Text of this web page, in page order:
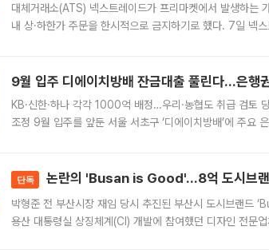
대체거래소(ATS) 넥스트레이드가 프리마켓에서 발생하는
내 상·하한가 주문을 한시적으로 금지하기로 했다. 7일 넥
9월 입주 디에이치방배 잔금대출 풀린다…은행
KB·신한·하나 각각 1000억 배정…우리·농협도 취급 검토
조정 9월 입주를 앞둔 서울 서초구 ‘디에이치방배’에 주요
단독 논란의 'Busan is Good'…8억 도시브랜
박형준 전 부산시장 재임 당시 추진된 부산시 도시브랜드
용산 대통령실 상징체계(CI) 개발에 참여했던 디자인 전문